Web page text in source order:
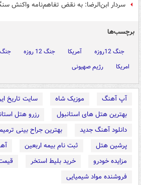
سردار ابن‌الرضا: به نقض تفاهم‌نامه واکنش
برچسب‌ها
جنگ 12روزه آمریکا جنگ 12 روزه
امریکا
رژیم صهیونی
آپ آهنگ موزیک شاه
سایت تاریخ
بهترین هتل های استانبول
رزرو هتل
دانلود آهنگ جدید
بهترین جراح بینی
پرشین هتل
ثبت نام بیمه اربعین
مزایده خودرو
خرید بلیط استخر
فروشنده مواد شیمیایی